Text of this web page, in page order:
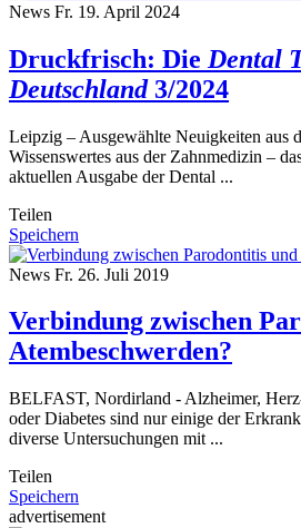
News Fr. 19. April 2024
Druckfrisch: Die Dental
Deutschland3/2024
Leipzig – Ausgewählte Neuigkeiten aus
Wissenswertes aus der Zahnmedizin –
aktuellen Ausgabe der Dental ...
Teilen
Speichern
News Fr. 26. Juli 2019
Verbindung zwischen
Atembeschwerden?
BELFAST, Nordirland - Alzheimer,
oder Diabetes sind nur einige der
diverse Untersuchungen mit ...
Teilen
Speichern
advertisement